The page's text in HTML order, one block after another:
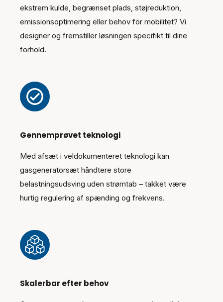
ekstrem kulde, begrænset plads, støjreduktion,
emissionsoptimering eller behov for mobilitet? Vi
designer og fremstiller løsningen specifikt til dine
forhold.
Gennemprøvet teknologi
Med afsæt i veldokumenteret teknologi kan
gasgeneratorsæt håndtere store
belastningsudsving uden strømtab – takket være
hurtig regulering af spænding og frekvens.
Skalerbar efter behov